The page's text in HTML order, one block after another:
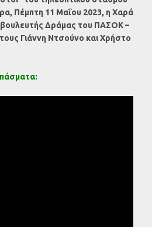
Πέμπτη 11 Μαΐου 2023, η Χαρά
Δράμας του ΠΑΣΟΚ –
Γιάννη Ντσούνο και Χρήστο